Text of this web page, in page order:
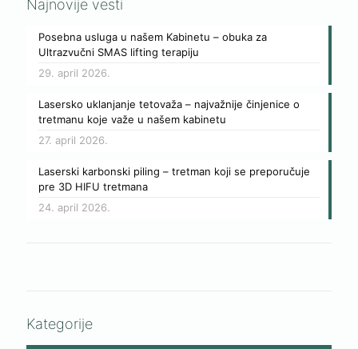
Najnovije vesti
Posebna usluga u našem Kabinetu – obuka za
Ultrazvučni SMAS lifting terapiju
29. april 2026.
Lasersko uklanjanje tetovaža – najvažnije činjenice o
tretmanu koje važe u našem kabinetu
27. april 2026.
Laserski karbonski piling – tretman koji se preporučuje
pre 3D HIFU tretmana
24. april 2026.
Kategorije